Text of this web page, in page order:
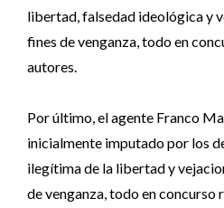
libertad, falsedad ideológica y
fines de venganza, todo en
autores.
Por último, el agente Franco
inicialmente imputado por los
ilegítima de la libertad y
de venganza, todo en concurso